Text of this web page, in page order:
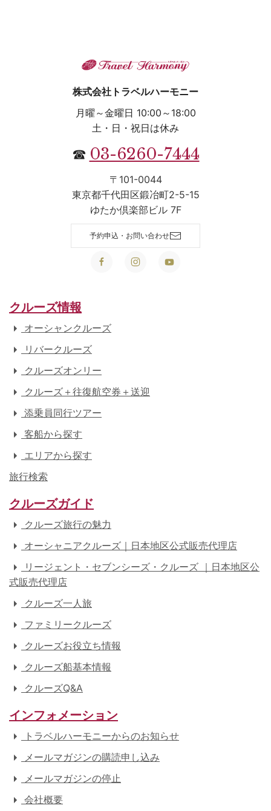
株式会社トラベルハーモニー
月曜～金曜日 10:00～18:00
土・日・祝日は休み
☎ 03-6260-7444
〒101-0044
東京都千代田区鍛冶町2-5-15
ゆたか倶楽部ビル 7F
予約申込・お問い合わせ
クルーズ情報
オーシャンクルーズ
リバークルーズ
クルーズオンリー
クルーズ＋往復航空券＋送迎
添乗員同行ツアー
客船から探す
エリアから探す
旅行検索
クルーズガイド
クルーズ旅行の魅力
オーシャニアクルーズ｜日本地区公式販売代理店
リージェント・セブンシーズ・クルーズ ｜日本地区公
式販売代理店
クルーズ一人旅
ファミリークルーズ
クルーズお役立ち情報
クルーズ船基本情報
クルーズQ&A
インフォメーション
トラベルハーモニーからのお知らせ
メールマガジンの購読申し込み
メールマガジンの停止
会社概要